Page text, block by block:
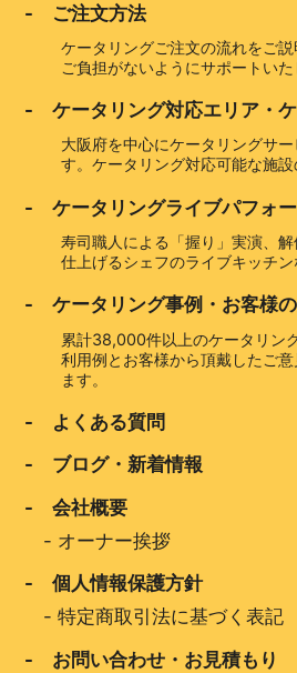
- ご注文方法
ケータリングご注文の流れをご
ご負担がないようにサポートいた
- ケータリング対応エリア・
大阪府を中心にケータリングサ
す。ケータリング対応可能な施設
- ケータリングライブパフォ
寿司職人による「握り」実演、
仕上げるシェフのライブキッチン
- ケータリング事例・お客様
累計38,000件以上のケータリン
利用例とお客様から頂戴したご
ます。
- よくある質問
- ブログ・新着情報
- 会社概要
- オーナー挨拶
- 個人情報保護方針
-特定商取引法に基づく表記
- お問い合わせ・お見積もり